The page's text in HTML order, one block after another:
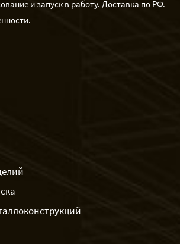
и запуск в работу. Доставка по РФ.